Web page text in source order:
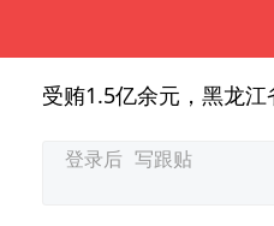
受贿1.5亿余元，黑龙